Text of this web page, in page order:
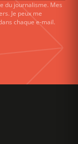
du journalisme. Mes
Je peux me
chaque e-mail.